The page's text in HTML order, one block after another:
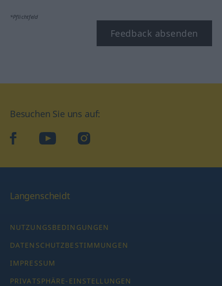
*Pflichtfeld
Feedback absenden
Besuchen Sie uns auf:
facebookYouTube Instagram
Langenscheidt
NUTZUNGSBEDINGUNGEN
DATENSCHUTZBESTIMMUNGEN
IMPRESSUM
PRIVATSPHÄRE-EINSTELLUNGEN